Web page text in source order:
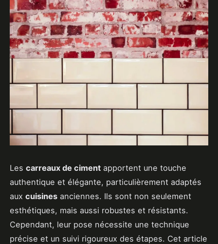
Les carreaux de ciment apportent une touche
authentique et élégante, particulièrement adaptés
aux cuisines anciennes. Ils sont non seulement
esthétiques, mais aussi robustes et résistants.
Cependant, leur pose nécessite une technique
précise et un suivi rigoureux des étapes. Cet article